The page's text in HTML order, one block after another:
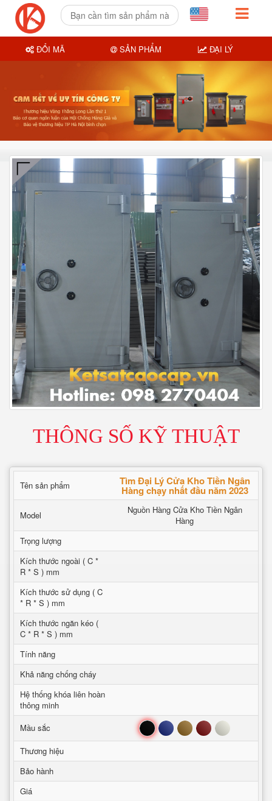
THÔNG SỐ KỸ THUẬT
Tên sản phẩm Tìm Đại Lý Cửa Kho Tiền Ngân
Hàng chạy nhất đầu năm 2023
Model
Nguồn Hàng Cửa Kho Tiền Ngân
Hàng
Trọng lượng
Kích thước ngoài ( C *
R * S ) mm
Kích thước sử dụng ( C
* R * S ) mm
Kích thước ngăn kéo (
C * R * S ) mm
Tính năng
Khả năng chống cháy
Hệ thống khóa liên hoàn
thông minh
Mầu sắc
Đen Xanh Nâu Đỏ Trắng
Thương hiệu
Bảo hành
Giá
ĐỔI MÃ SẢN PHẨM ĐẠI LÝ